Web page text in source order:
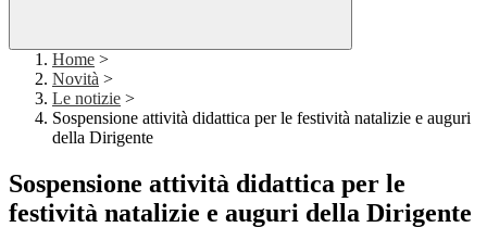
Home >
Novità >
Le notizie >
Sospensione attività didattica per le festività natalizie e auguri
della Dirigente
Sospensione attività didattica per le
festività natalizie e auguri della Dirigente